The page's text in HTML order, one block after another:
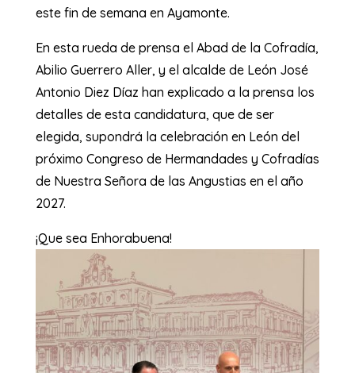
este fin de semana en Ayamonte.
En esta rueda de prensa el Abad de la Cofradía,
Abilio Guerrero Aller, y el alcalde de León José
Antonio Diez Díaz han explicado a la prensa los
detalles de esta candidatura, que de ser
elegida, supondrá la celebración en León del
próximo Congreso de Hermandades y Cofradías
de Nuestra Señora de las Angustias en el año
2027.
¡Que sea Enhorabuena!